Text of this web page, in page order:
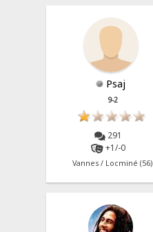
Psaj
9-2
291
+1/-0
Vannes / Locminé (56)